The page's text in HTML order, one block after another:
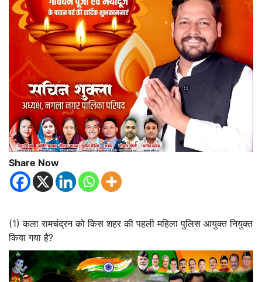
Share Now
(1) कला रामचंद्रन को किस शहर की पहली महिला पुलिस आयुक्त नियुक्त
किया गया है?